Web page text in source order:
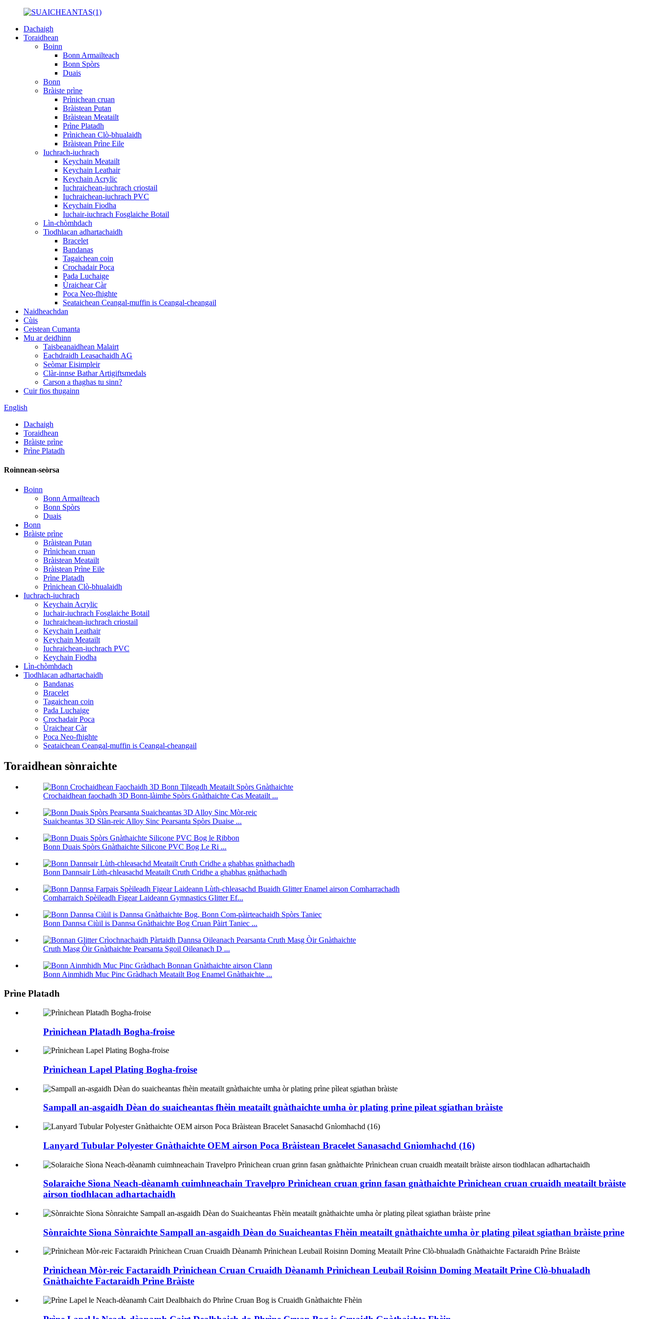
Dachaigh
Toraidhean
Boinn
Bonn Armailteach
Bonn Spòrs
Duais
Bonn
Bràiste prìne
Prìnichean cruan
Bràistean Putan
Bràistean Meatailt
Prìne Platadh
Prìnichean Clò-bhualaidh
Bràistean Prìne Eile
Iuchrach-iuchrach
Keychain Meatailt
Keychain Leathair
Keychain Acrylic
Iuchraichean-iuchrach criostail
Iuchraichean-iuchrach PVC
Keychain Fiodha
Iuchair-iuchrach Fosglaiche Botail
Lìn-chòmhdach
Tiodhlacan adhartachaidh
Bracelet
Bandanas
Tagaichean coin
Crochadair Poca
Pada Luchaige
Ùraichear Càr
Poca Neo-fhighte
Seataichean Ceangal-muffin is Ceangal-cheangail
Naidheachdan
Cùis
Ceistean Cumanta
Mu ar deidhinn
Taisbeanaidhean Malairt
Eachdraidh Leasachaidh AG
Seòmar Eisimpleir
Clàr-innse Bathar Artigiftsmedals
Carson a thaghas tu sinn?
Cuir fios thugainn
English
Dachaigh
Toraidhean
Bràiste prìne
Prìne Platadh
Roinnean-seòrsa
Boinn
Bonn Armailteach
Bonn Spòrs
Duais
Bonn
Bràiste prìne
Bràistean Putan
Prìnichean cruan
Bràistean Meatailt
Bràistean Prìne Eile
Prìne Platadh
Prìnichean Clò-bhualaidh
Iuchrach-iuchrach
Keychain Acrylic
Iuchair-iuchrach Fosglaiche Botail
Iuchraichean-iuchrach criostail
Keychain Leathair
Keychain Meatailt
Iuchraichean-iuchrach PVC
Keychain Fiodha
Lìn-chòmhdach
Tiodhlacan adhartachaidh
Bandanas
Bracelet
Tagaichean coin
Pada Luchaige
Crochadair Poca
Ùraichear Càr
Poca Neo-fhighte
Seataichean Ceangal-muffin is Ceangal-cheangail
Toraidhean sònraichte
Crochaidhean faochadh 3D Bonn-làimhe Spòrs Gnàthaichte Cas Meatailt ...
Suaicheantas 3D Slàn-reic Alloy Sinc Pearsanta Spòrs Duaise ...
Bonn Duais Spòrs Gnàthaichte Silicone PVC Bog Le Ri ...
Bonn Dannsair Lùth-chleasachd Meatailt Cruth Cridhe a ghabhas gnàthachadh
Comharraich Spèileadh Figear Laideann Gymnastics Glitter Ef...
Bonn Dannsa Ciùil is Dannsa Gnàthaichte Bog Cruan Pàirt Taniec ...
Cruth Masg Òir Gnàthaichte Pearsanta Sgoil Oileanach D ...
Bonn Ainmhidh Muc Pinc Gràdhach Meatailt Bog Enamel Gnàthaichte ...
Prìne Platadh
Prìnichean Platadh Bogha-froise
Prìnichean Lapel Plating Bogha-froise
Sampall an-asgaidh Dèan do suaicheantas fhèin meatailt gnàthaichte umha òr plating prìne pìleat sgiathan bràiste
Lanyard Tubular Polyester Gnàthaichte OEM airson Poca Bràistean Bracelet Sanasachd Gnìomhachd (16)
Solaraiche Sìona Neach-dèanamh cuimhneachain Travelpro Prìnichean cruan grinn fasan gnàthaichte Prìnichean cruan cruaidh meatailt bràiste
airson tiodhlacan adhartachaidh
Sònraichte Sìona Sònraichte Sampall an-asgaidh Dèan do Suaicheantas Fhèin meatailt gnàthaichte umha òr plating pìleat sgiathan bràiste prìne
Prìnichean Mòr-reic Factaraidh Prìnichean Cruan Cruaidh Dèanamh Prìnichean Leubail Roisinn Doming Meatailt Prìne Clò-bhualadh
Gnàthaichte Factaraidh Prìne Bràiste